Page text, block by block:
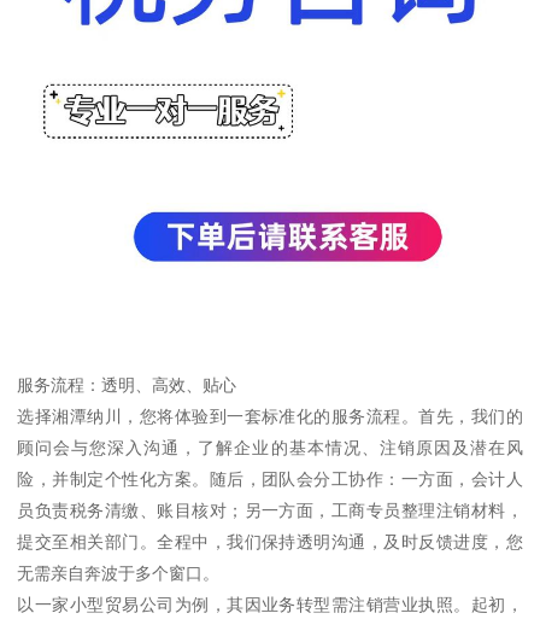
服务流程：透明、高效、贴心
选择湘潭纳川，您将体验到一套标准化的服务流程。首先，我们的
顾问会与您深入沟通，了解企业的基本情况、注销原因及潜在风
险，并制定个性化方案。随后，团队会分工协作：一方面，会计人
员负责税务清缴、账目核对；另一方面，工商专员整理注销材料，
提交至相关部门。全程中，我们保持透明沟通，及时反馈进度，您
无需亲自奔波于多个窗口。
以一家小型贸易公司为例，其因业务转型需注销营业执照。起初，